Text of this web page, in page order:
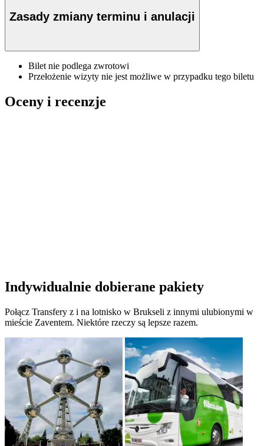
Zasady zmiany terminu i anulacji
Bilet nie podlega zwrotowi
Przełożenie wizyty nie jest możliwe w przypadku tego biletu
Oceny i recenzje
Indywidualnie dobierane pakiety
Połącz Transfery z i na lotnisko w Brukseli z innymi ulubionymi w
mieście Zaventem. Niektóre rzeczy są lepsze razem.